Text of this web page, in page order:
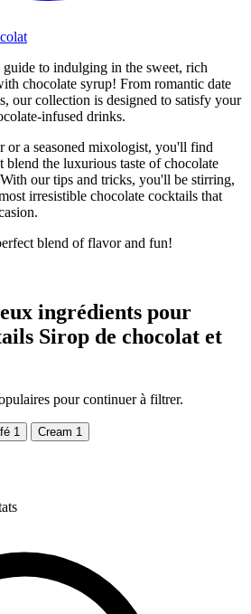
to indulging in the sweet, rich
chocolate syrup! From romantic date
our collection is designed to satisfy your
infused drinks.
or a seasoned mixologist, you'll find
blend the luxurious taste of chocolate
our tips and tricks, you'll be stirring,
irresistible chocolate cocktails that
blend of flavor and fun!
ingrédients pour
Sirop de chocolat et
pour continuer à filtrer.
1 Cream 1